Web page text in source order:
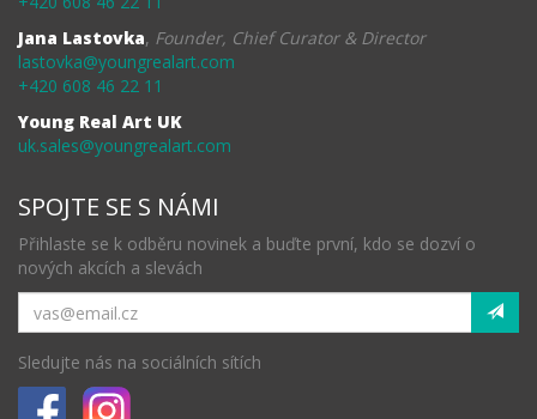
Jana Lastovka, Founder, Chief Curator & Director
lastovka@youngrealart.com
+420 608 46 22 11
Young Real Art UK
uk.sales@youngrealart.com
SPOJTE SE S NÁMI
Přihlaste se k odběru novinek a buďte první, kdo se dozví o
nových akcích a slevách
Sledujte nás na sociálních sítích